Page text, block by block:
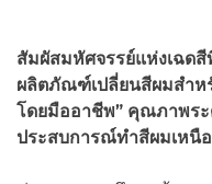
สัมผัสมหัศจรรย์แห่งเฉด
ผลิตภัณฑ์เปลี่ยนสีผมสำห
โดยมืออาชีพ” คุณภาพระ
ประสบการณ์ทำสีผมเหนื